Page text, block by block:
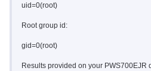
uid=0(root)
Root group id:
gid=0(root)
Results provided on your PWS700EJR